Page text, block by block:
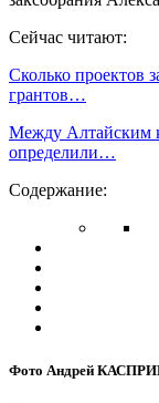
Сейчас читают:
Сколько проектов
грантов…
Между Алтайским
определили…
Содержание:
Фото Андрей